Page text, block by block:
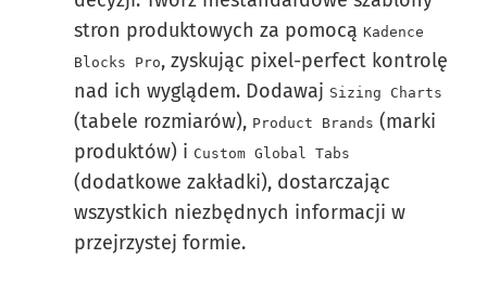
stron produktowych za pomocą Kadence
Blocks Pro, zyskując pixel-perfect kontrolę
nad ich wyglądem. Dodawaj Sizing Charts
(tabele rozmiarów), Product Brands (marki
produktów) i Custom Global Tabs
(dodatkowe zakładki), dostarczając
wszystkich niezbędnych informacji w
przejrzystej formie.